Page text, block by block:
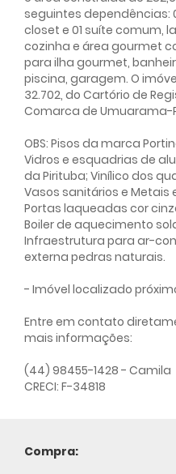
seguintes dependências:
closet e 01 suíte comum,
cozinha e área gourmet
para ilha gourmet,
piscina, garagem. O
32.702, do Cartório de
Comarca de Umuarama-
OBS: Pisos da marca
Vidros e esquadrias de
da Pirituba; Vinílico dos
Vasos sanitários e
Portas laqueadas cor
Boiler de aquecimento
Infraestrutura para ar-
externa pedras naturais.
- Imóvel localizado
Entre em contato
mais informações:
(44) 98455-1428 - Camila
CRECI: F-34818
Compra: